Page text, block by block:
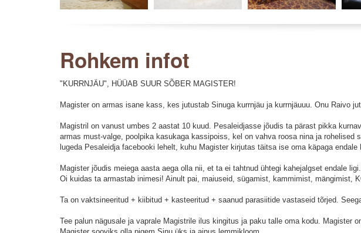
Rohkem infot
"KURRNJÄU", HÜÜAB SUUR SÕBER MAGISTER!
Magister on armas isane kass, kes jutustab Sinuga kurrnjäu ja kurrnjäuuu. Onu Raivo
Magistril on vanust umbes 2 aastat 10 kuud. Pesaleidjasse jõudis ta pärast pikka
armas must-valge, poolpika kasukaga kassipoiss, kel on vahva roosa nina ja
lugeda Pesaleidja facebooki lehelt, kuhu Magister kirjutas täitsa ise oma käpaga
Magister jõudis meiega aasta aega olla nii, et ta ei tahtnud ühtegi kahejalgset endale
Oi kuidas ta armastab inimesi! Ainult pai, maiuseid, sügamist, kammimist,
Ta on vaktsineeritud + kiibitud + kasteeritud + saanud parasiitide vastaseid tõrjed.
Tee palun nägusale ja vaprale Magistrile ilus kingitus ja paku talle oma kodu.